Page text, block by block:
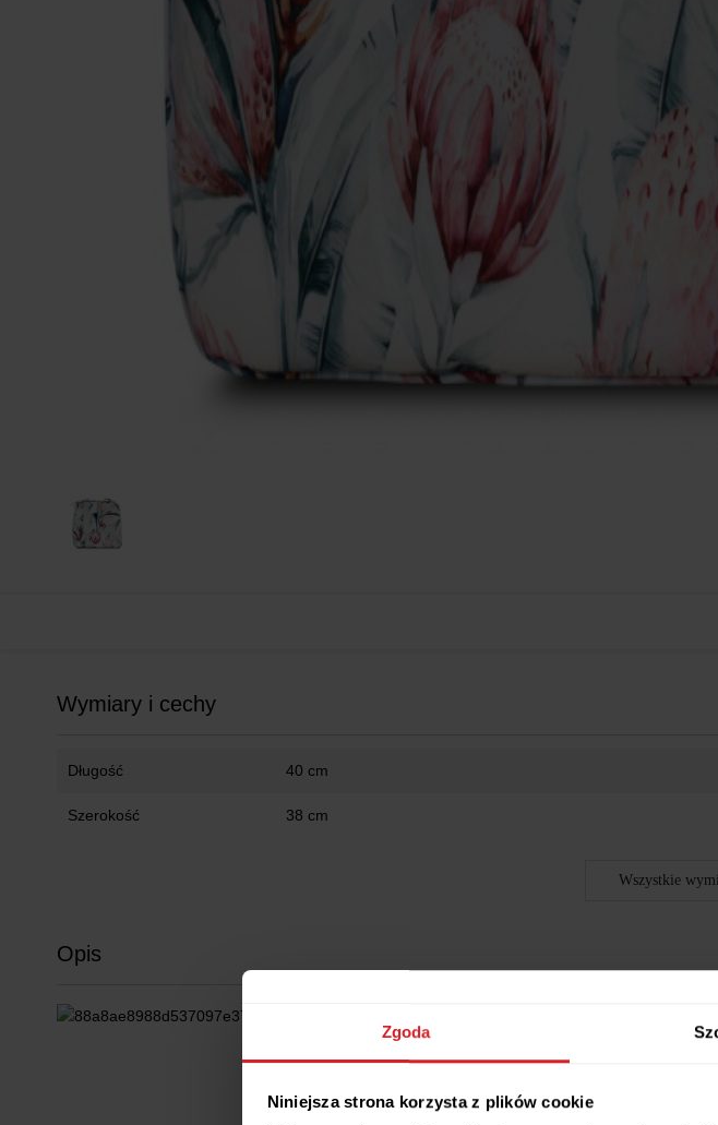
Zgoda
Niniejsza strona korzysta z plików cookie
Wymiary i cechy
Długość 40 cm
Szerokość 38 cm
Wszystkie
Opis